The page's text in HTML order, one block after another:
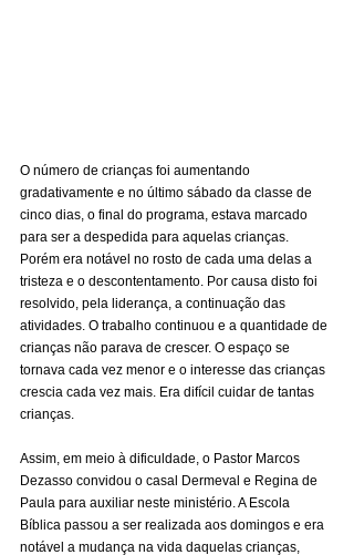
O número de crianças foi aumentando
gradativamente e no último sábado da classe de
cinco dias, o final do programa, estava marcado
para ser a despedida para aquelas crianças.
Porém era notável no rosto de cada uma delas a
tristeza e o descontentamento. Por causa disto foi
resolvido, pela liderança, a continuação das
atividades. O trabalho continuou e a quantidade de
crianças não parava de crescer. O espaço se
tornava cada vez menor e o interesse das crianças
crescia cada vez mais. Era difícil cuidar de tantas
crianças.
Assim, em meio à dificuldade, o Pastor Marcos
Dezasso convidou o casal Dermeval e Regina de
Paula para auxiliar neste ministério. A Escola
Bíblica passou a ser realizada aos domingos e era
notável a mudança na vida daquelas crianças,